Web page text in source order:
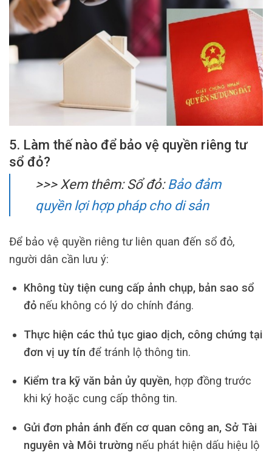
5. Làm thế nào để bảo vệ quyền riêng tư
sổ đỏ?
>>> Xem thêm: Sổ đỏ: Bảo đảm
quyền lợi hợp pháp cho di sản
Để bảo vệ quyền riêng tư liên quan đến sổ đỏ,
người dân cần lưu ý:
Không tùy tiện cung cấp ảnh chụp, bản sao sổ
đỏnếu không có lý do chính đáng.
Thực hiện các thủ tục giao dịch, công chứng tại
đơn vị uy tín để tránh lộ thông tin.
Kiểm tra kỹ văn bản ủy quyền, hợp đồng trước
khi ký hoặc cung cấp thông tin.
Gửi đơn phản ánh đến cơ quan công an, Sở Tài
nguyên và Môi trườngnếu phát hiện dấu hiệu lộ